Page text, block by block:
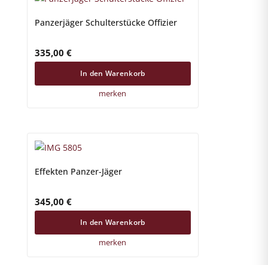
Panzerjäger Schulterstücke Offizier
335,00 €
In den Warenkorb
merken
Effekten Panzer-Jäger
345,00 €
In den Warenkorb
merken